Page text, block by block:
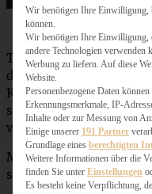
Teilentöltes
derSalted Caramel
Karamellstückchen und
salzig trifft (die habe
verwendet!).
Mittlerweile gibt es fünf
sucht, einfach auf das
Wir benötigen Ihre Einwilligung,
können.
Wir benötigen Ihre Einwilligung,
andere Technologien verwenden
Werbung zu liefern. Auf diese
Website.
Personenbezogene Daten
Erkennungsmerkmale, IP-
Inhalte oder zur Messung von
Einige unserer 191 Partner
Grundlage eines berechtigten
Weitere Informationen über die
finden Sie unter Einstellungen
Es besteht keine Verpflichtung,